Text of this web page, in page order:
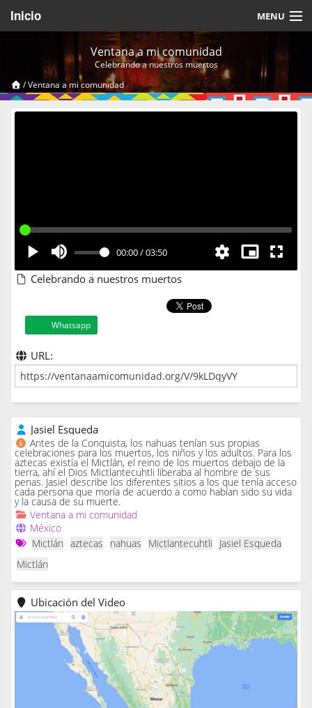
Inicio MENU
Videos Temáticos
Cerrar Sesión
Ventana a mi comunidad
Celebrando a nuestros muertos
/Ventana a mi comunidad
00:00/03:50
Celebrando a nuestros muertos
Whatsapp
URL:
Jasiel Esqueda
Antes de la Conquista, los nahuas tenían sus propias
celebraciones para los muertos, los niños y los adultos. Para los
aztecas existía el Mictlán, el reino de los muertos debajo de la
tierra, ahí el Dios Mictlantecuhtli liberaba al hombre de sus
penas. Jasiel describe los diferentes sitios a los que tenía acceso
cada persona que moría de acuerdo a como habían sido su vida
y la causa de su muerte.
Ventana a mi comunidad
México
Mictlán aztecas nahuas Mictlantecuhtli
Jasiel Esqueda
Mictlán
Ubicación del Video